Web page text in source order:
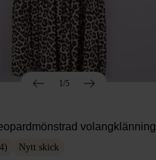
1/5
volangklänning
Nytt skick